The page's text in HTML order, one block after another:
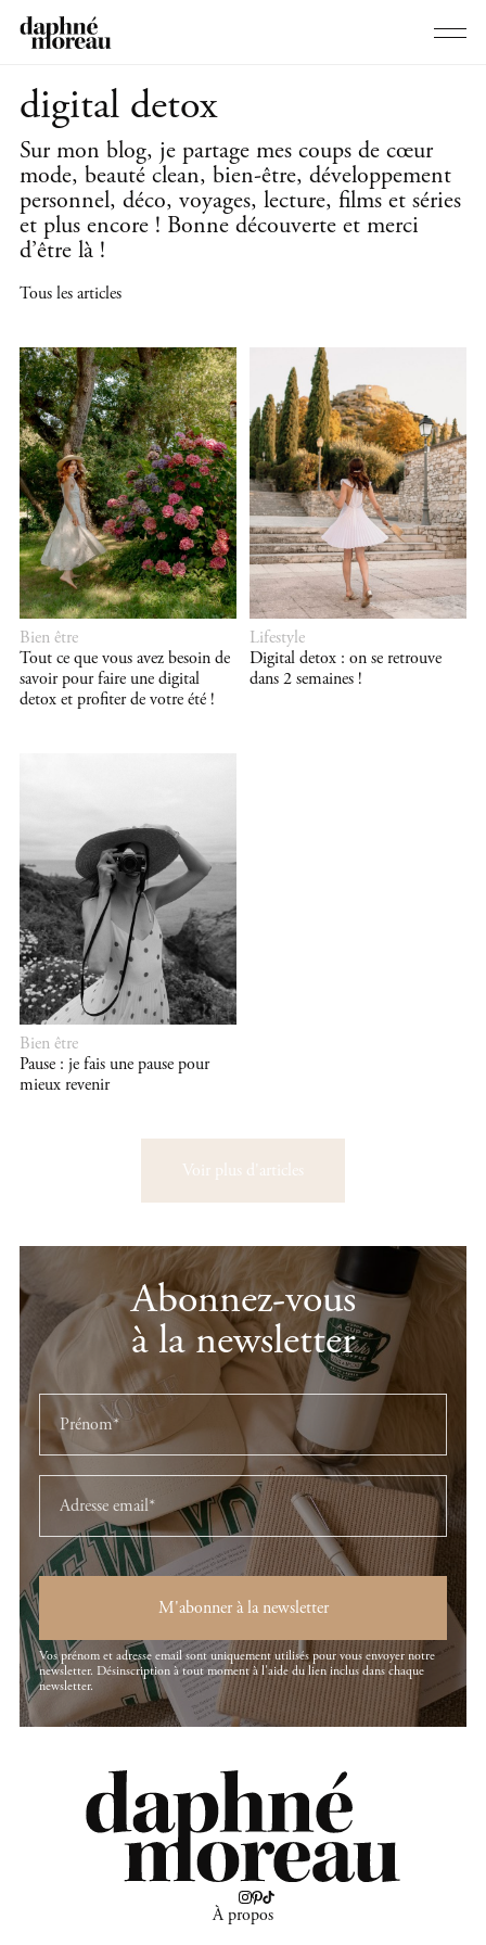
digital detox
Sur mon blog, je partage mes coups de cœur
mode, beauté clean, bien-être, développement
personnel, déco, voyages, lecture, films et séries
et plus encore ! Bonne découverte et merci
d’être là !
Tous les articles
Bien être
Tout ce que vous avez besoin de
savoir pour faire une digital
detox et profiter de votre été !
Lifestyle
Digital detox : on se retrouve
dans 2 semaines !
Bien être
Pause : je fais une pause pour
mieux revenir
Voir plus d'articles
Abonnez-vous
à la newsletter
M'abonner à la newsletter
Vos prénom et adresse email sont uniquement utilisés pour vous envoyer notre
newsletter. Désinscription à tout moment à l'aide du lien inclus dans chaque
newsletter.
À propos